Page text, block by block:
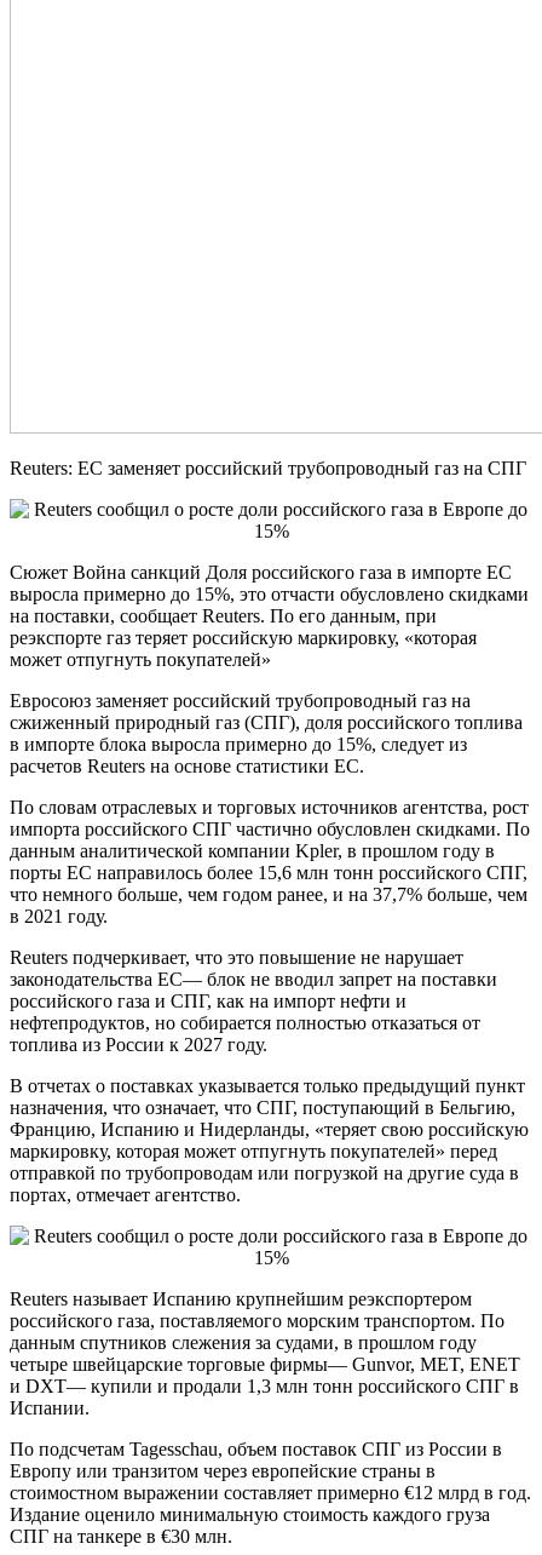
Reuters: ЕС заменяет российский трубопроводный газ на СПГ
Сюжет Война санкций Доля российского газа в импорте ЕС
выросла примерно до 15%, это отчасти обусловлено скидками
на поставки, сообщает Reuters. По его данным, при
реэкспорте газ теряет российскую маркировку, «которая
может отпугнуть покупателей»
Евросоюз заменяет российский трубопроводный газ на
сжиженный природный газ (СПГ), доля российского топлива
в импорте блока выросла примерно до 15%, следует из
расчетов Reuters на основе статистики ЕС.
По словам отраслевых и торговых источников агентства, рост
импорта российского СПГ частично обусловлен скидками. По
данным аналитической компании Kpler, в прошлом году в
порты ЕС направилось более 15,6 млн тонн российского СПГ,
что немного больше, чем годом ранее, и на 37,7% больше, чем
в 2021 году.
Reuters подчеркивает, что это повышение не нарушает
законодательства ЕС— блок не вводил запрет на поставки
российского газа и СПГ, как на импорт нефти и
нефтепродуктов, но собирается полностью отказаться от
топлива из России к 2027 году.
В отчетах о поставках указывается только предыдущий пункт
назначения, что означает, что СПГ, поступающий в Бельгию,
Францию, Испанию и Нидерланды, «теряет свою российскую
маркировку, которая может отпугнуть покупателей» перед
отправкой по трубопроводам или погрузкой на другие суда в
портах, отмечает агентство.
Reuters называет Испанию крупнейшим реэкспортером
российского газа, поставляемого морским транспортом. По
данным спутников слежения за судами, в прошлом году
четыре швейцарские торговые фирмы— Gunvor, MET, ENET
и DXT— купили и продали 1,3 млн тонн российского СПГ в
Испании.
По подсчетам Tagesschau, объем поставок СПГ из России в
Европу или транзитом через европейские страны в
стоимостном выражении составляет примерно €12 млрд в год.
Издание оценило минимальную стоимость каждого груза
СПГ на танкере в €30 млн.